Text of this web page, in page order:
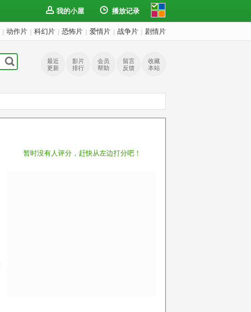
我的小屋 播放记录
动作片 科幻片 恐怖片 爱情片 战争片 剧情片
最近
更新
影片
排行
会员
帮助
留言
反馈
收藏
本站
暂时没有人评分，赶快从左边打分吧！